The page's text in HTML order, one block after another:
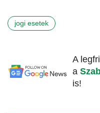
jogi esetek
A
a
is!